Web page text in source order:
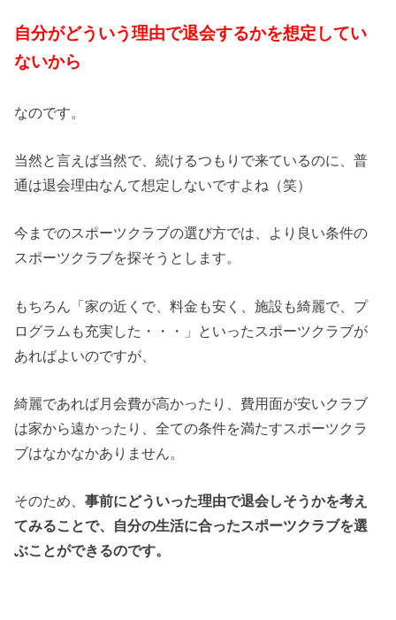
自分がどういう理由で退会するかを想定してい
ないから
なのです。
当然と言えば当然で、続けるつもりで来ているのに、普
通は退会理由なんて想定しないですよね（笑）
今までのスポーツクラブの選び方では、より良い条件の
スポーツクラブを探そうとします。
もちろん「家の近くで、料金も安く、施設も綺麗で、プ
ログラムも充実した・・・」といったスポーツクラブが
あればよいのですが、
綺麗であれば月会費が高かったり、費用面が安いクラブ
は家から遠かったり、全ての条件を満たすスポーツクラ
ブはなかなかありません。
そのため、事前にどういった理由で退会しそうかを考え
てみることで、自分の生活に合ったスポーツクラブを選
ぶことができるのです。